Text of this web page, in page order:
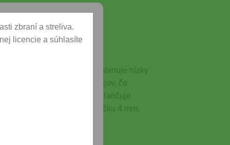
streľbu. Táto zbraň kombinuje nízky
dosahuje 12 nábojov, čo
a hladký chod, ktorý uľahčuje
toho chod spúšte má dĺžku 4 mm,
zbraní a streliva.
licencie a súhlasíte